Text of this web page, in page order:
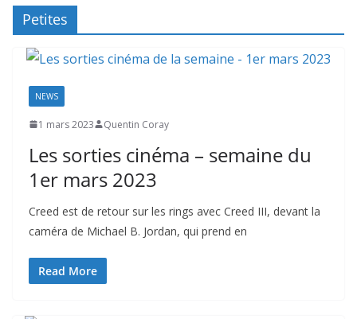
Petites
NEWS
1 mars 2023 Quentin Coray
Les sorties cinéma – semaine du
1er mars 2023
Creed est de retour sur les rings avec Creed III, devant la
caméra de Michael B. Jordan, qui prend en
Read More